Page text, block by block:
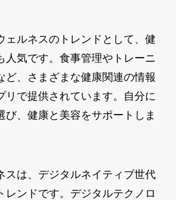
ェルネスのトレンドとして、健
人気です。食事管理やトレーニ
ど、さまざまな健康関連の情報
リで提供されています。自分に
び、健康と美容をサポートしま
スは、デジタルネイティブ世代
レンドです。デジタルテクノロ